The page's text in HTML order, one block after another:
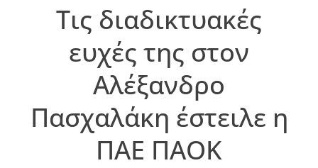
Τις διαδικτυακές
ευχές της στον
Αλέξανδρο
Πασχαλάκη έστειλε η
ΠΑΕ ΠΑΟK